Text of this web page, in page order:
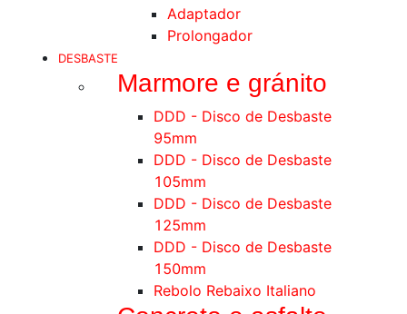
Adaptador
Prolongador
DESBASTE
Marmore e gránito
DDD - Disco de Desbaste
95mm
DDD - Disco de Desbaste
105mm
DDD - Disco de Desbaste
125mm
DDD - Disco de Desbaste
150mm
Rebolo Rebaixo Italiano